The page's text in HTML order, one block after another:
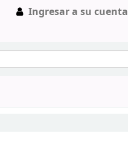
Ingresar a su cuenta